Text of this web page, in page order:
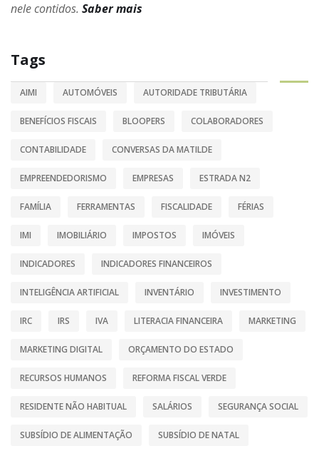
nele contidos. Saber mais
Tags
AIMI AUTOMÓVEIS AUTORIDADE TRIBUTÁRIA
BENEFÍCIOS FISCAIS BLOOPERS COLABORADORES
CONTABILIDADE CONVERSAS DA MATILDE
EMPREENDEDORISMO EMPRESAS ESTRADA N2
FAMÍLIA FERRAMENTAS FISCALIDADE FÉRIAS
IMI IMOBILIÁRIO IMPOSTOS IMÓVEIS
INDICADORES INDICADORES FINANCEIROS
INTELIGÊNCIA ARTIFICIAL INVENTÁRIO INVESTIMENTO
IRC IRS IVA LITERACIA FINANCEIRA MARKETING
MARKETING DIGITAL ORÇAMENTO DO ESTADO
RECURSOS HUMANOS REFORMA FISCAL VERDE
RESIDENTE NÃO HABITUAL SALÁRIOS SEGURANÇA SOCIAL
SUBSÍDIO DE ALIMENTAÇÃO SUBSÍDIO DE NATAL